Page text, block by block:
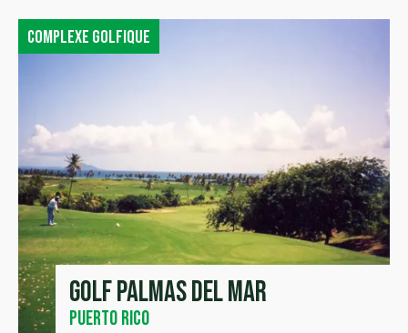
Complexe golfique
Golf Palmas del Mar
Puerto Rico